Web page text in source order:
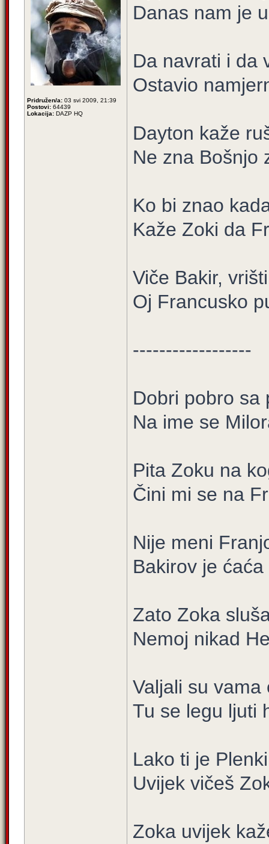
Pridružen/a: 03 svi 2009, 21:39
Postovi: 64439
Lokacija: DAZP HQ
Danas nam je
Da navrati i da
Ostavio
Dayton kaže
Ne zna Bošnjo
Ko bi znao
Kaže Zoki da
Viče Bakir,
Oj Francusko
------------------
Dobri pobro sa
Na ime se
Pita Zoku na
Čini mi se na
Nije meni
Bakirov je
Zato Zoka
Nemoj nikad
Valjali su vama
Tu se legu ljuti
Lako ti je
Uvijek vičeš
Zoka uvijek